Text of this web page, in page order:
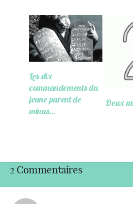
Les dix
commandements du
jeune parent de
minus…
Deux
2 Commentaires